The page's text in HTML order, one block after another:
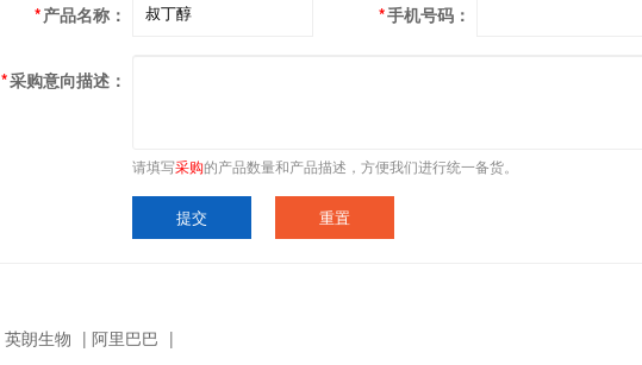
*产品名称： *手机号码：
*采购意向描述：
请填写采购的产品数量和产品描述，方便我们进行统一备货。
英朗生物 | 阿里巴巴 |